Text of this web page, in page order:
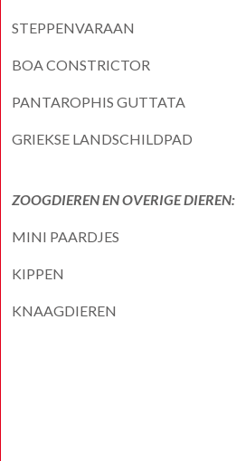
STEPPENVARAAN
BOA CONSTRICTOR
PANTAROPHIS GUTTATA
GRIEKSE LANDSCHILDPAD
ZOOGDIEREN EN OVERIGE DIEREN:
MINI PAARDJES
KIPPEN
KNAAGDIEREN